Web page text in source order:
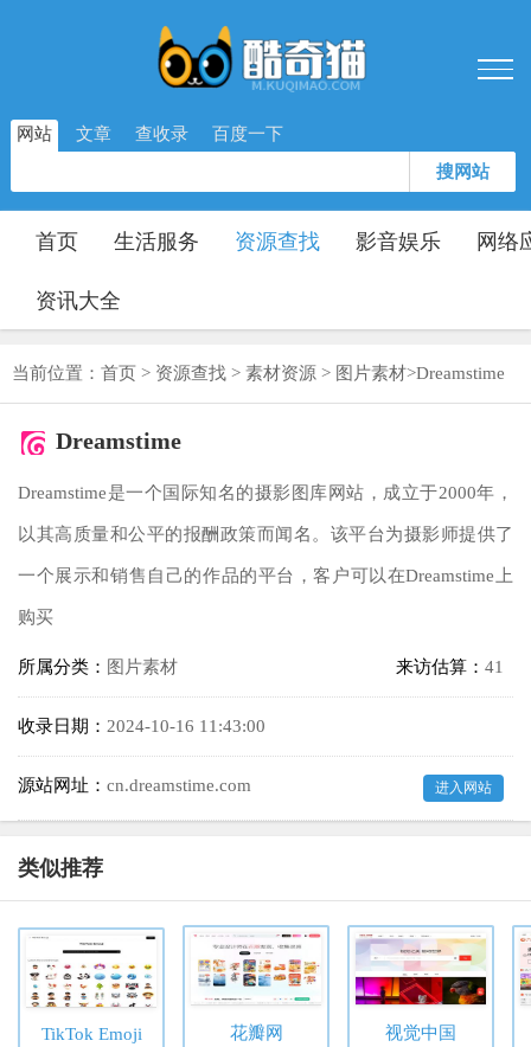
网站 文章 查收录 百度一下
搜网站
首页 生活服务 资源查找 影音娱乐 网络
资讯大全
当前位置： 首页 > 资源查找 > 素材资源 > 图片素材>Dreamstime
Dreamstime
Dreamstime是一个国际知名的摄影图库网站，成立于2000年，
以其高质量和公平的报酬政策而闻名。该平台为摄影师提供了
一个展示和销售自己的作品的平台，客户可以在Dreamstime上
购买
所属分类： 图片素材 来访估算： 41
收录日期： 2024-10-16 11:43:00
源站网址： cn.dreamstime.com 进入网站
类似推荐
TikTok Emoji 花瓣网 视觉中国